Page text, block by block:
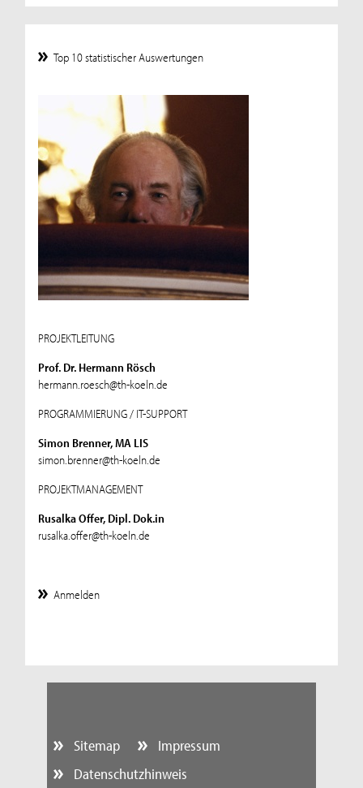
Top 10 statistischer Auswertungen
PROJEKTLEITUNG
Prof. Dr. Hermann Rösch
hermann.roesch@th-koeln.de
PROGRAMMIERUNG / IT-SUPPORT
Simon Brenner, MA LIS
simon.brenner@th-koeln.de
PROJEKTMANAGEMENT
Rusalka Offer, Dipl. Dok.in
rusalka.offer@th-koeln.de
Anmelden
Sitemap
Impressum
Datenschutzhinweis